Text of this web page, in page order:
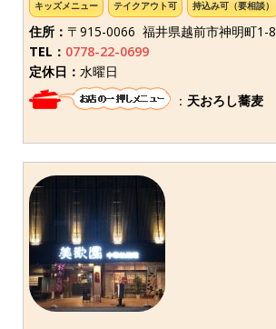
キッズメニュー テイクアウト可 持込み可（要相談）
住所： 〒915-0066 福井県越前市神明町1-8
TEL： 0778-22-0699
定休日： 水曜日
： 天おろし蕎麦